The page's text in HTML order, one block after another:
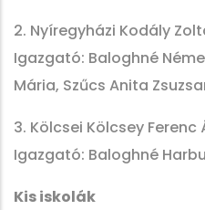
2. Nyíregyházi Kodály
Igazgató: Baloghné
Mária, Szűcs Anita
3. Kölcsei Kölcsey
Igazgató: Baloghné
Kis iskolák